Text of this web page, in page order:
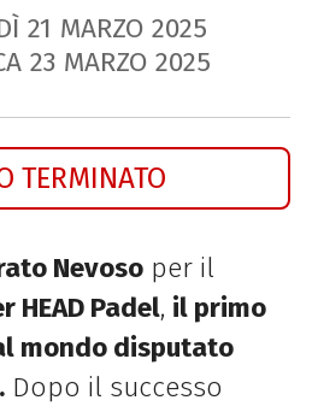
21 MARZO 2025
23 MARZO 2025
TERMINATO
Nevosoper il
HEAD Padel, il primo
mondo disputato
Dopo il successo